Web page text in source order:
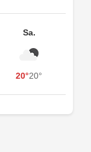
Sa.
20°20°